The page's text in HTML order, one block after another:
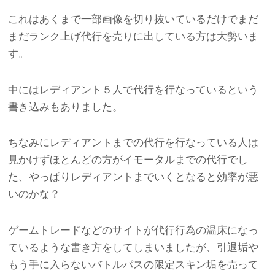
これはあくまで一部画像を切り抜いているだけでまだ
まだランク上げ代行を売りに出している方は大勢いま
す。
中にはレディアント５人で代行を行なっているという
書き込みもありました。
ちなみにレディアントまでの代行を行なっている人は
見かけずほとんどの方がイモータルまでの代行でし
た、やっぱりレディアントまでいくとなると効率が悪
いのかな？
ゲームトレードなどのサイトが代行行為の温床になっ
ているような書き方をしてしまいましたが、引退垢や
もう手に入らないバトルパスの限定スキン垢を売って